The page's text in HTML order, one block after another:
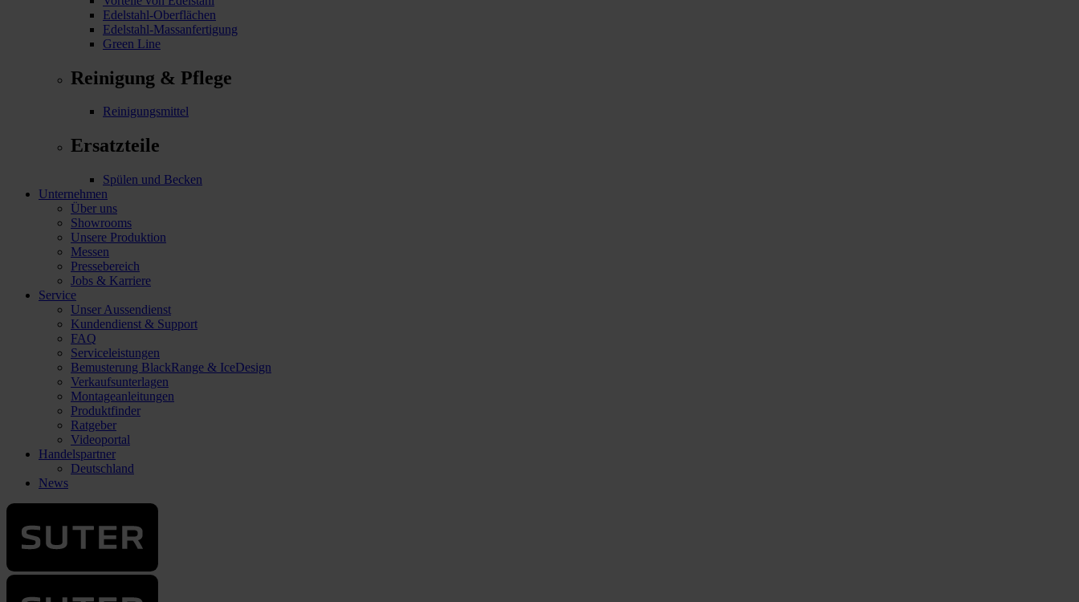
Edelstahl-Oberflächen
Edelstahl-Massanfertigung
Green Line
Reinigung & Pflege
Reinigungsmittel
Ersatzteile
Spülen und Becken
Unternehmen
Über uns
Showrooms
Unsere Produktion
Messen
Pressebereich
Jobs & Karriere
Service
Unser Aussendienst
Kundendienst & Support
FAQ
Serviceleistungen
Bemusterung BlackRange & IceDesign
Verkaufsunterlagen
Montageanleitungen
Produktfinder
Ratgeber
Videoportal
Handelspartner
Deutschland
News